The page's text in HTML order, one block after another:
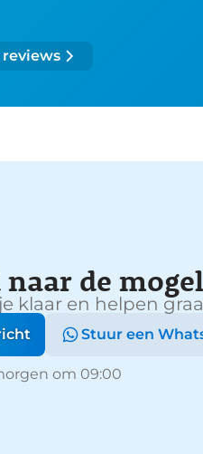
de
klaar en helpen
Stuur een
om 09:00